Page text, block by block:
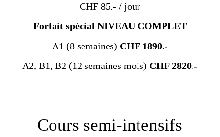
CHF 85.- / jour
Forfait spécial NIVEAU COMPLET
A1 (8 semaines) CHF 1890.-
A2, B1, B2 (12 semaines mois) CHF 2820.-
Cours semi-intensifs